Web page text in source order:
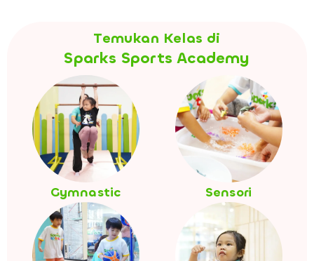
Temukan Kelas di
Sparks Sports Academy
Gymnastic Sensori